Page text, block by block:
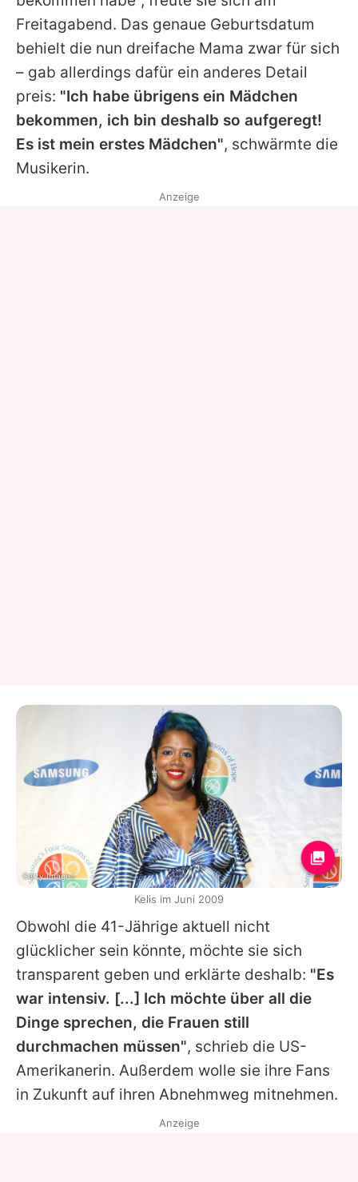
Freitagabend. Das genaue Geburtsdatum
behielt die nun dreifache Mama zwar für sich
– gab allerdings dafür ein anderes Detail
preis: "Ich habe übrigens ein Mädchen
bekommen, ich bin deshalb so aufgeregt!
Es ist mein erstes Mädchen", schwärmte die
Musikerin.
Obwohl die 41-Jährige aktuell nicht
glücklicher sein könnte, möchte sie sich
transparent geben und erklärte deshalb: "Es
war intensiv. [...] Ich möchte über all die
Dinge sprechen, die Frauen still
durchmachen müssen", schrieb die US-
Amerikanerin. Außerdem wolle sie ihre Fans
in Zukunft auf ihren Abnehmweg mitnehmen.
Anzeige
Getty Images
Kelis im Juni 2009
Anzeige